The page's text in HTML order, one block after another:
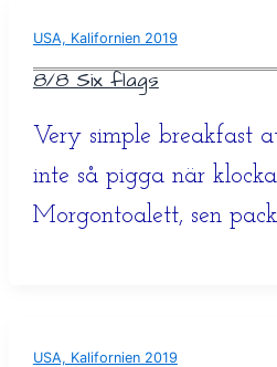
USA, Kalifornien 2019
8/8 Six flags
Very simple breakfast
inte så pigga när
Morgontoalett, sen
USA, Kalifornien 2019